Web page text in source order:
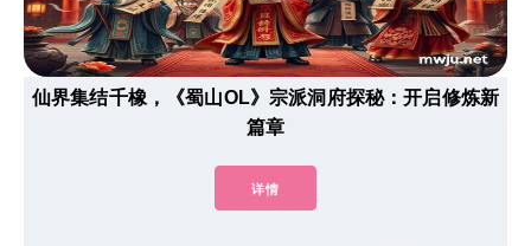
仙界集结千橡，《蜀山OL》宗派洞府探秘：开启修炼新
篇章
详情